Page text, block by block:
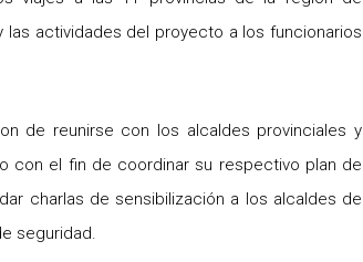
actividades del proyecto a los funcionarios
de reunirse con los alcaldes provinciales y
con el fin de coordinar su respectivo plan de
charlas de sensibilización a los alcaldes de
seguridad.